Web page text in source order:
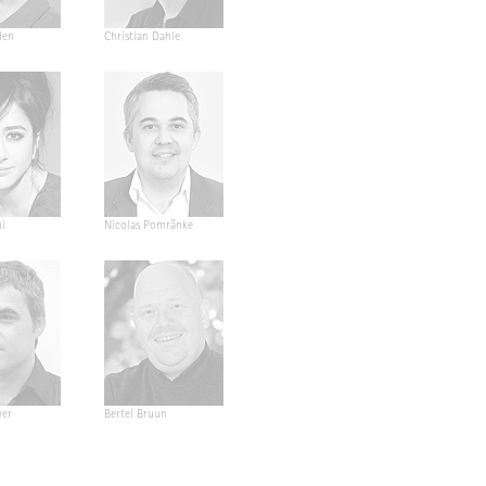
Christian Dahle
Nicolas Pomränke
Bertel Bruun